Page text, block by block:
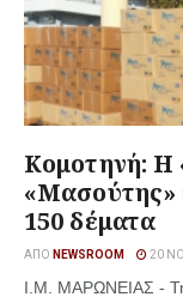
Κομοτηνή:
«Μασούτης»
150 δέματα
ΑΠΌ NEWSROOM 20
Ι.Μ. ΜΑΡΩΝΕΙΑΣ -